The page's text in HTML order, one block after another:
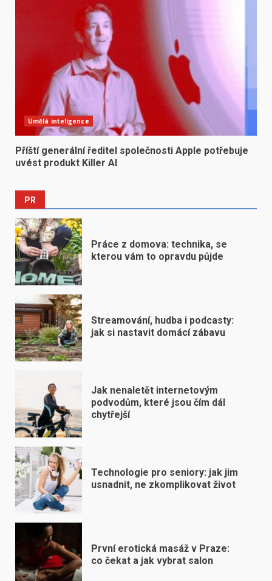
Umělá inteligence
Příští generální ředitel společnosti Apple potřebuje
uvést produkt Killer AI
PR
Práce z domova: technika, se
kterou vám to opravdu půjde
Streamování, hudba i podcasty:
jak si nastavit domácí zábavu
Jak nenaletět internetovým
podvodům, které jsou čím dál
chytřejší
Technologie pro seniory: jak jim
usnadnit, ne zkomplikovat život
První erotická masáž v Praze:
co čekat a jak vybrat salon